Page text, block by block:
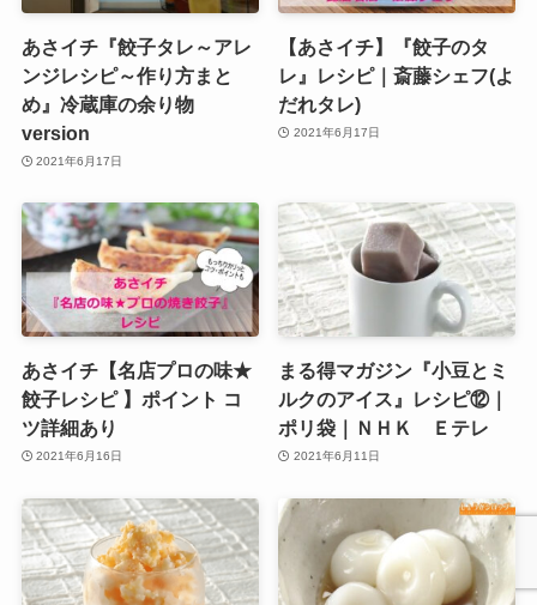
あさイチ『餃子タレ～アレ
ンジレシピ～作り方まと
め』冷蔵庫の余り物
version
2021年6月17日
【あさイチ】『餃子のタ
レ』レシピ｜斎藤シェフ(よ
だれタレ)
2021年6月17日
あさイチ【名店プロの味★
餃子レシピ 】ポイント コ
ツ詳細あり
2021年6月16日
まる得マガジン『小豆とミ
ルクのアイス』レシピ⑫｜
ポリ袋｜ＮＨＫ Ｅテレ
2021年6月11日